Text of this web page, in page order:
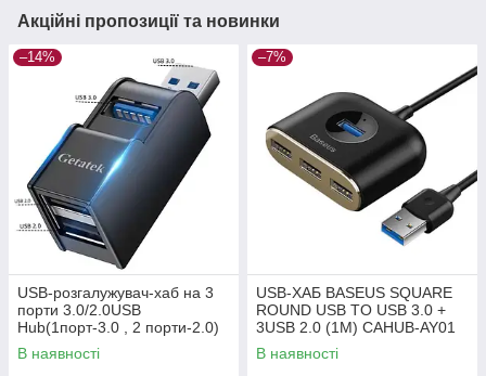
Акційні пропозиції та новинки
–14%
USB-розгалужувач-хаб на 3
порти 3.0/2.0USB
Hub(1порт-3.0 , 2 порти-2.0)
В наявності
–7%
USB-ХАБ BASEUS SQUARE
ROUND USB TO USB 3.0 +
3USB 2.0 (1M) CAHUB-AY01
В наявності